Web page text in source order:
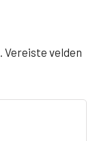
Vereiste velden